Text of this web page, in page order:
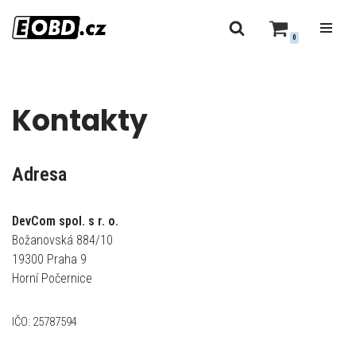
Přeskočit
0
Kontakty
Adresa
DevCom spol. s r. o.
Božanovská 884/10
19300 Praha 9
Horní Počernice
IČO: 25787594